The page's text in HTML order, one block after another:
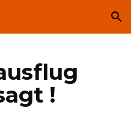
Skip to navigation
!